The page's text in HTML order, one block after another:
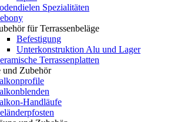
Spezialitäten
für Terrassenbeläge
Befestigung
Unterkonstruktion Alu und Lager
Terrassenplatten
und Zubehör
Handläufe